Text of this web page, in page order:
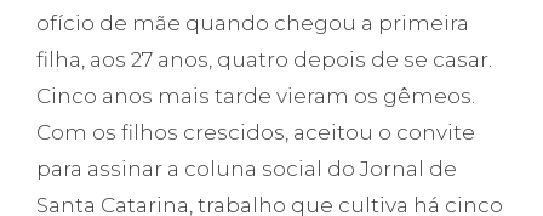
ofício de mãe quando chegou a primeira
filha, aos 27 anos, quatro depois de se casar.
Cinco anos mais tarde vieram os gêmeos.
Com os filhos crescidos, aceitou o convite
para assinar a coluna social do Jornal de
Santa Catarina, trabalho que cultiva há cinco